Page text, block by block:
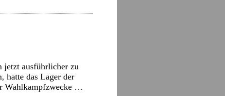
jetzt ausführlicher zu
hatte das Lager der
Wahlkampfzwecke …